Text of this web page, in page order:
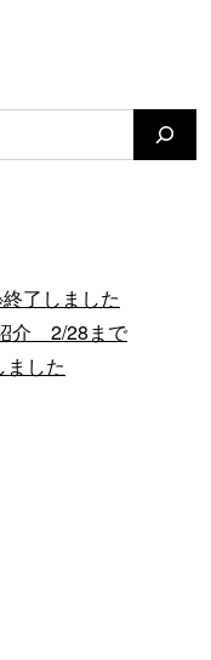
了しました
介 2/28まで
した